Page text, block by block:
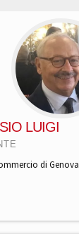
LUIGI
di Genova